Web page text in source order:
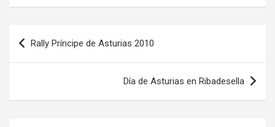
Navegación
de
Rally Príncipe de Asturias 2010
Día de Asturias en Ribadesella